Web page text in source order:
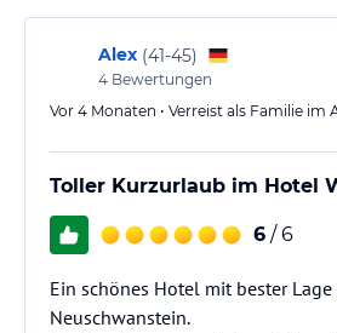
Alex (41-45)
4 Bewertungen
Vor 4 Monaten • Verreist als Familie im
Toller Kurzurlaub im Hotel
6 / 6
Ein schönes Hotel mit bester
Neuschwanstein.